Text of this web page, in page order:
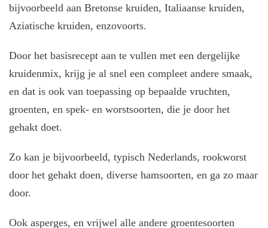
bijvoorbeeld aan Bretonse kruiden, Italiaanse kruiden,
Aziatische kruiden, enzovoorts.
Door het basisrecept aan te vullen met een dergelijke
kruidenmix, krijg je al snel een compleet andere smaak,
en dat is ook van toepassing op bepaalde vruchten,
groenten, en spek- en worstsoorten, die je door het
gehakt doet.
Zo kan je bijvoorbeeld, typisch Nederlands, rookworst
door het gehakt doen, diverse hamsoorten, en ga zo maar
door.
Ook asperges, en vrijwel alle andere groentesoorten